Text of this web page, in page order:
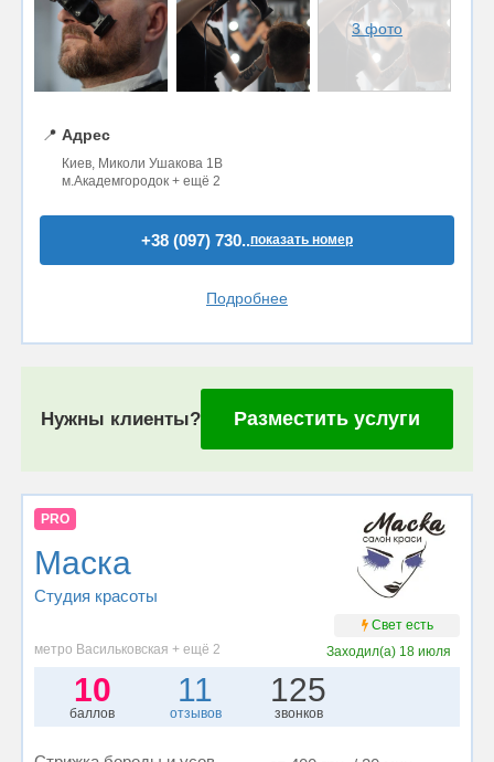
3 фото
📍 Адрес
Киев, Миколи Ушакова 1В
м.Академгородок + ещё 2
+38 (097) 730..показать номер
Подробнее
Нужны клиенты? Разместить услуги
PRO
Маска
Студия красоты
Свет есть
метро Васильковская + ещё 2
Заходил(а) 18 июля
10
баллов
11
отзывов
125
звонков